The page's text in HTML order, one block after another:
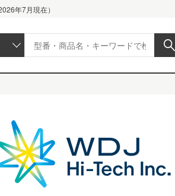
年7月現在）